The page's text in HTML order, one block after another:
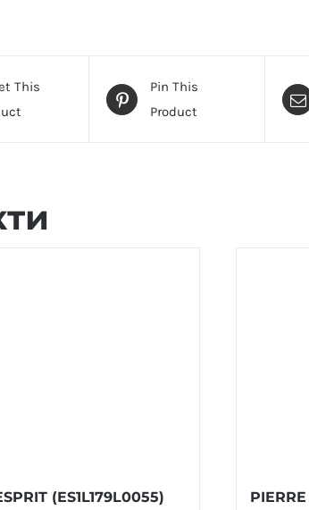
This
Pin This
Product
(ES1L179L0055)